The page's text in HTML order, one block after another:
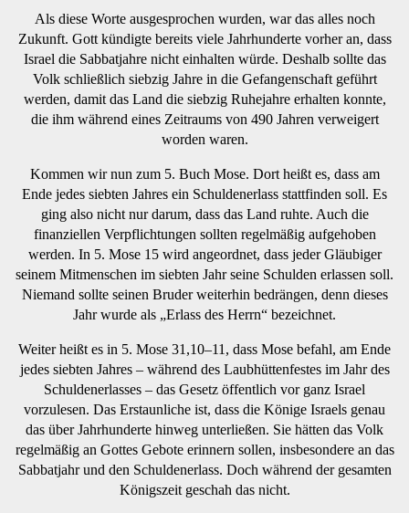
Als diese Worte ausgesprochen wurden, war das alles noch
Zukunft. Gott kündigte bereits viele Jahrhunderte vorher an, dass
Israel die Sabbatjahre nicht einhalten würde. Deshalb sollte das
Volk schließlich siebzig Jahre in die Gefangenschaft geführt
werden, damit das Land die siebzig Ruhejahre erhalten konnte,
die ihm während eines Zeitraums von 490 Jahren verweigert
worden waren.
Kommen wir nun zum 5. Buch Mose. Dort heißt es, dass am
Ende jedes siebten Jahres ein Schuldenerlass stattfinden soll. Es
ging also nicht nur darum, dass das Land ruhte. Auch die
finanziellen Verpflichtungen sollten regelmäßig aufgehoben
werden. In 5. Mose 15 wird angeordnet, dass jeder Gläubiger
seinem Mitmenschen im siebten Jahr seine Schulden erlassen soll.
Niemand sollte seinen Bruder weiterhin bedrängen, denn dieses
Jahr wurde als „Erlass des Herrn“ bezeichnet.
Weiter heißt es in 5. Mose 31,10–11, dass Mose befahl, am Ende
jedes siebten Jahres – während des Laubhüttenfestes im Jahr des
Schuldenerlasses – das Gesetz öffentlich vor ganz Israel
vorzulesen. Das Erstaunliche ist, dass die Könige Israels genau
das über Jahrhunderte hinweg unterließen. Sie hätten das Volk
regelmäßig an Gottes Gebote erinnern sollen, insbesondere an das
Sabbatjahr und den Schuldenerlass. Doch während der gesamten
Königszeit geschah das nicht.